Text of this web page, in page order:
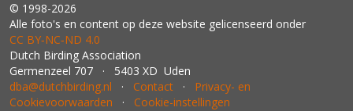
© 1998-2026
Alle foto's en content op deze website gelicenseerd onder
CC BY‑NC‑ND 4.0
Dutch Birding Association
Germenzeel 707 · 5403 XD Uden
dba@dutchbirding.nl · Contact · Privacy- en
Cookievoorwaarden · Cookie-instellingen